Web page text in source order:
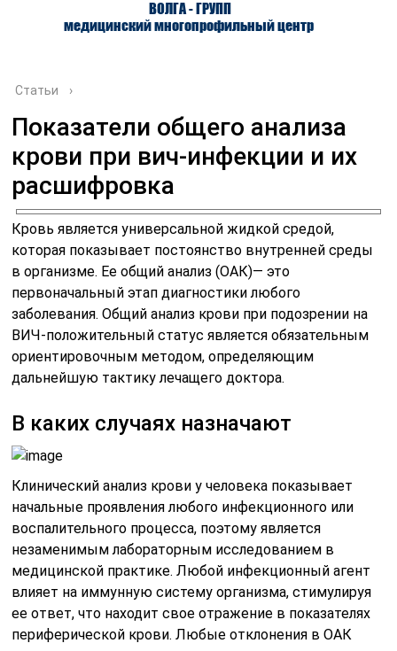
ВОЛГА - ГРУПП
медицинский многопрофильный центр
О ЦЕНТРЕ ВРАЧИ УСЛУГИ
Статьи ›
Показатели общего анализа
крови при вич-инфекции и их
расшифровка
Кровь является универсальной жидкой средой,
которая показывает постоянство внутренней среды
в организме. Ее общий анализ (ОАК)— это
первоначальный этап диагностики любого
заболевания. Общий анализ крови при подозрении на
ВИЧ-положительный статус является обязательным
ориентировочным методом, определяющим
дальнейшую тактику лечащего доктора.
В каких случаях назначают
Клинический анализ крови у человека показывает
начальные проявления любого инфекционного или
воспалительного процесса, поэтому является
незаменимым лабораторным исследованием в
медицинской практике. Любой инфекционный агент
влияет на иммунную систему организма, стимулируя
ее ответ, что находит свое отражение в показателях
периферической крови. Любые отклонения в ОАК